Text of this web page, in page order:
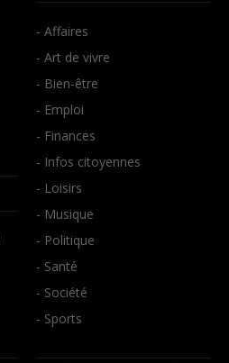
- Affaires
- Art de vivre
- Bien-être
- Emploi
- Finances
- Infos citoyennes
- Loisirs
- Musique
- Politique
- Santé
- Société
- Sports